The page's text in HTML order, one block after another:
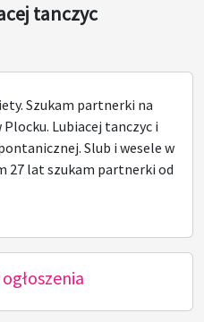
tanczyc
Szukam partnerki na
Lubiacej tanczyc i
Slub i wesele w
27 lat szukam partnerki od